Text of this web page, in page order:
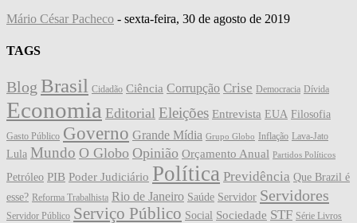
Mário César Pacheco - sexta-feira, 30 de agosto de 2019
TAGS
Blog Brasil Cidadão Ciência Corrupção Crise Democracia Dívida
Economia Editorial Eleições Entrevista EUA Filosofia
Gasto Público Governo Grande Mídia Grupo Globo Inflação Lava-Jato
Lula Mundo O Globo Opinião Orçamento Anual Partidos Políticos
Petróleo PIB Poder Judiciário Política Previdência Que Brazil é
esse? Reforma Trabalhista Rio de Janeiro Saúde Servidor Servidores
Servidor Público Serviço Público Social Sociedade STF Série Livros